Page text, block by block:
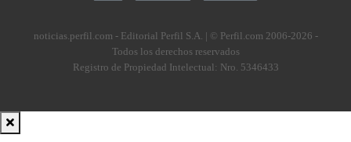
noticias.perfil.com - Editorial Perfil S.A. | © Perfil.com 2006-2026 -
Todos los derechos reservados
Registro de Propiedad Intelectual: Nro. 5346433